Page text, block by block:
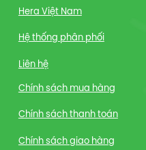
Hera Việt Nam
Hệ thống phân phối
Liên hệ
Chính sách mua hàng
Chính sách thanh toán
Chính sách giao hàng